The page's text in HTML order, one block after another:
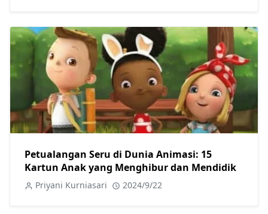
Petualangan Seru di Dunia Animasi: 15
Kartun Anak yang Menghibur dan Mendidik
Priyani Kurniasari 2024/9/22